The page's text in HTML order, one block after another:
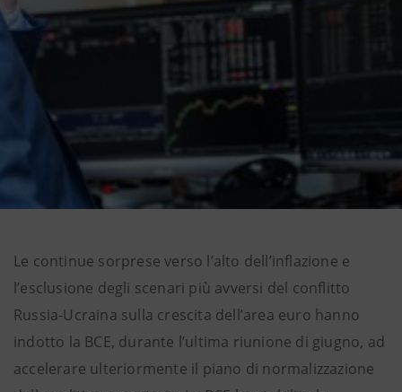
Le continue sorprese verso l’alto dell’inflazione e
l’esclusione degli scenari più avversi del conflitto
Russia-Ucraina sulla crescita dell’area euro hanno
indotto la BCE, durante l’ultima riunione di giugno, ad
accelerare ulteriormente il piano di normalizzazione